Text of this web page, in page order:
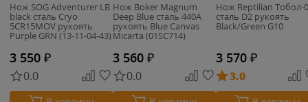
Нож SOG Adventurer LB
black сталь Cryo
5CR15MOV рукоять
Purple GRN (13-11-04-43)
3 550 ₽
0.0
Нож Boker Magnum
Deep Blue сталь 440A
рукоять Blue Canvas
Micarta (01SC714)
3 560 ₽
0.0
Нож Reptilian Тобол-
сталь D2 рукоять
Black/Green G10
3 570 ₽
3.0